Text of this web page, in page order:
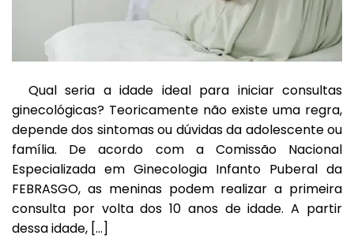
Qual seria a idade ideal para iniciar consultas
ginecológicas? Teoricamente não existe uma regra,
depende dos sintomas ou dúvidas da adolescente ou
família. De acordo com a Comissão Nacional
Especializada em Ginecologia Infanto Puberal da
FEBRASGO, as meninas podem realizar a primeira
consulta por volta dos 10 anos de idade. A partir
dessa idade, […]